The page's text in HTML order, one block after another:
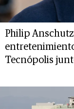
Philip
Tecnópolis